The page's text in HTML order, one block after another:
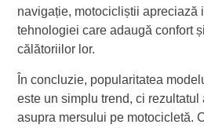
navigație, motocicliștii apreciază
tehnologiei care adaugă confort
călătoriilor lor.
În concluzie, popularitatea
este un simplu trend, ci
asupra mersului pe motocicletă.